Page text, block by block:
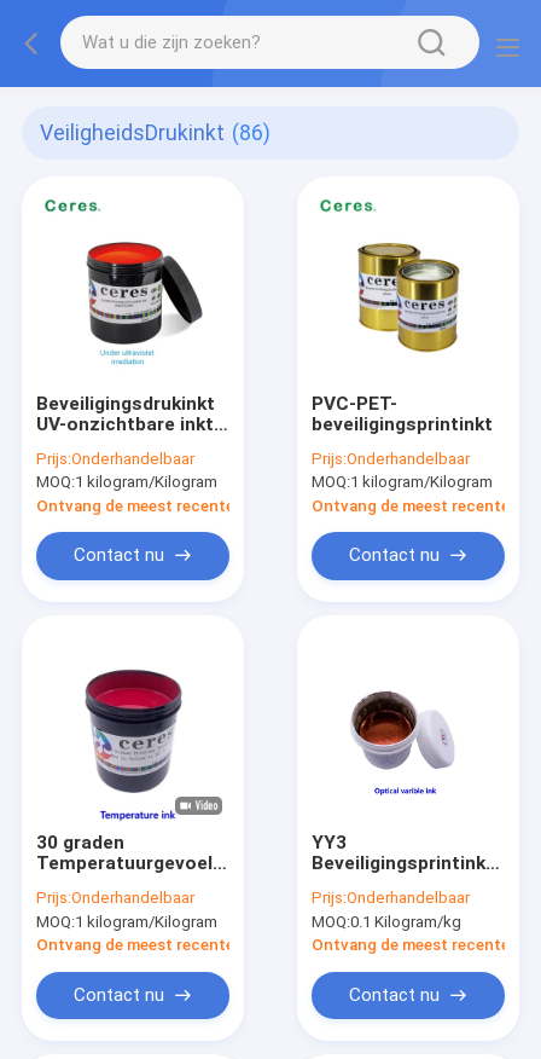
VeiligheidsDrukinkt (86)
Beveiligingsdrukinkt
UV-onzichtbare inkt
Prijs:Onderhandelbaar
MOQ:1 kilogram/Kilogram
Ontvang de meest recente Prijs
Contact nu
PVC-PET-
beveiligingsprintinkt
Prijs:Onderhandelbaar
MOQ:1 kilogram/Kilogram
Ontvang de meest recente
Contact nu
30 graden
Temperatuurgevoelige
Reversibele
schermdrukinkt
Prijs:Onderhandelbaar
MOQ:1 kilogram/Kilogram
Ontvang de meest recente Prijs
Contact nu
YY3
Beveiligingsprintink
Plastic Gravure op
basis van
oplosmiddel
Prijs:Onderhandelbaar
MOQ:0.1 Kilogram/kg
Ontvang de meest recente
Contact nu